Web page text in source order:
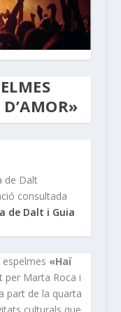
de Dalt
consultada
de Dalt i Guia
«Haï
per Marta Roca i
part de la quarta